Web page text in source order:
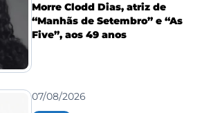
Morre Clodd Dias, atriz de
“Manhãs de Setembro” e “As
Five”, aos 49 anos
07/08/2026